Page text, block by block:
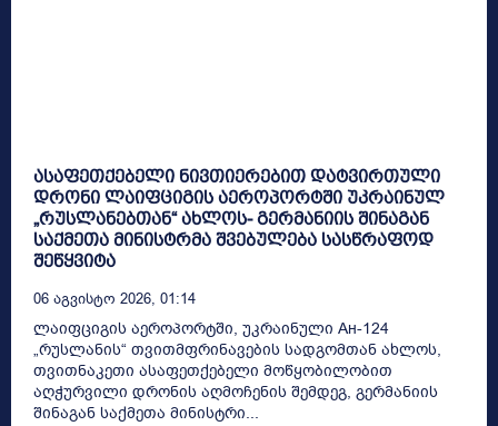
ასაფეთქებელი ნივთიერებით დატვირთული
დრონი ლაიფციგის აეროპორტში უკრაინულ
„რუსლანებთან“ ახლოს- გერმანიის შინაგან
საქმეთა მინისტრმა შვებულება სასწრაფოდ
შეწყვიტა
06 Აგვისტო 2026, 01:14
ლაიფციგის აეროპორტში, უკრაინული Ан-124
„რუსლანის“ თვითმფრინავების სადგომთან ახლოს,
თვითნაკეთი ასაფეთქებელი მოწყობილობით
აღჭურვილი დრონის აღმოჩენის შემდეგ, გერმანიის
შინაგან საქმეთა მინისტრი...